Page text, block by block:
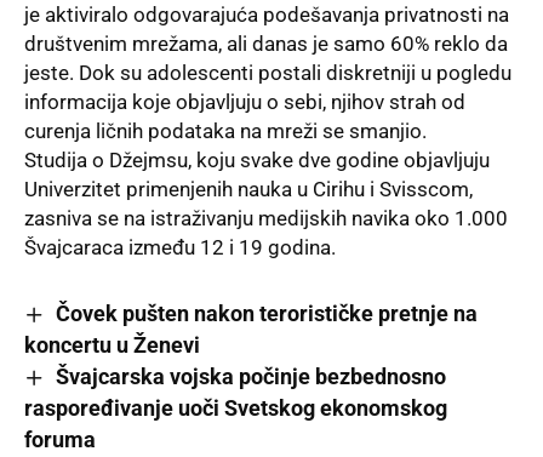
je aktiviralo odgovarajuća podešavanja privatnosti na
društvenim mrežama, ali danas je samo 60% reklo da
jeste. Dok su adolescenti postali diskretniji u pogledu
informacija koje objavljuju o sebi, njihov strah od
curenja ličnih podataka na mreži se smanjio.
Studija o Džejmsu, koju svake dve godine objavljuju
Univerzitet primenjenih nauka u Cirihu i Svisscom,
zasniva se na istraživanju medijskih navika oko 1.000
Švajcaraca između 12 i 19 godina.
Čovek pušten nakon terorističke pretnje na
koncertu u Ženevi
Švajcarska vojska počinje bezbednosno
raspoređivanje uoči Svetskog ekonomskog
foruma